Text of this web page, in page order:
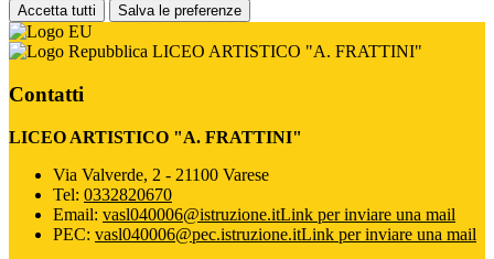
Accetta tutti Salva le preferenze
LICEO ARTISTICO "A. FRATTINI"
Contatti
LICEO ARTISTICO "A. FRATTINI"
Via Valverde, 2 - 21100 Varese
Tel: 0332820670
Email: vasl040006@istruzione.itLink per inviare una mail
PEC: vasl040006@pec.istruzione.itLink per inviare una mail